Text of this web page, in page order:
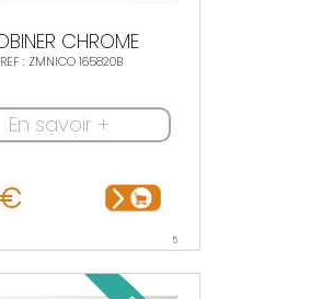
CHROME
REF : ZMNICO 165820B
En savoir +
5